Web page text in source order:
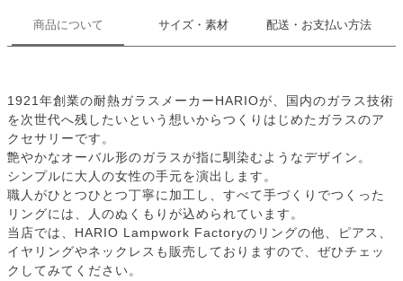
商品について サイズ・素材 配送・お支払い方法
1921年創業の耐熱ガラスメーカーHARIOが、国内のガラス技術
を次世代へ残したいという想いからつくりはじめたガラスのア
クセサリーです。
艶やかなオーバル形のガラスが指に馴染むようなデザイン。
シンプルに大人の女性の手元を演出します。
職人がひとつひとつ丁寧に加工し、すべて手づくりでつくった
リングには、人のぬくもりが込められています。
当店では、HARIO Lampwork Factoryのリングの他、ピアス、
イヤリングやネックレスも販売しておりますので、ぜひチェッ
クしてみてください。